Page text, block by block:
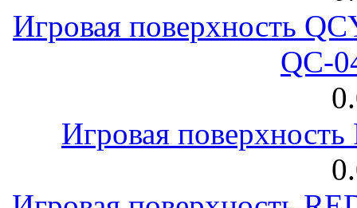
Игровая поверхность
QC-
Игровая